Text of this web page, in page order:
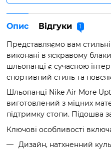
Опис Відгуки 1
Представляємо вам
виконані в яскравому
шльопанці є сучасною
спортивний стиль та
Шльопанці Nike Air More
виготовлений з міцних
підтримку стопи. Підошва
Ключові особливості
Дизайн, натхненний